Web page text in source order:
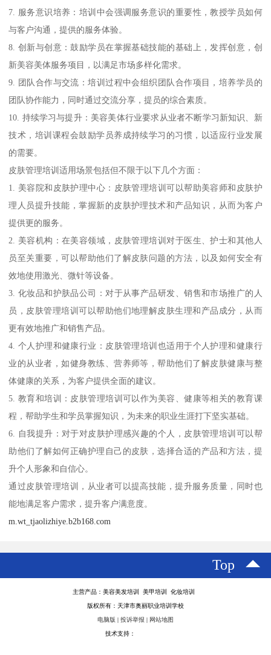
7. 服务意识培养：培训中会强调服务意识的重要性，教授学员如何
与客户沟通，提供的服务体验。
8. 创新与创意：鼓励学员在掌握基础技能的基础上，发挥创意，创
新美容美体服务项目，以满足市场多样化需求。
9. 团队合作与交流：培训过程中会组织团队合作项目，培养学员的
团队协作能力，同时通过交流分享，提员的综合素质。
10. 持续学习与提升：美容美体行业要求从业者不断学习新知识、新
技术，培训课程会鼓励学员养成持续学习的习惯，以适应行业发展
的需要。
皮肤管理培训适用场景包括但不限于以下几个方面：
1. 美容院和皮肤护理中心：皮肤管理培训可以帮助美容师和皮肤护
理人员提升技能，掌握新的皮肤护理技术和产品知识，从而为客户
提供更的服务。
2. 美容机构：在美容领域，皮肤管理培训对于医生、护士和其他人
员至关重要，可以帮助他们了解皮肤问题的方法，以及如何安全有
效地使用激光、微针等设备。
3. 化妆品和护肤品公司：对于从事产品研发、销售和市场推广的人
员，皮肤管理培训可以帮助他们地理解皮肤生理和产品成分，从而
更有效地推广和销售产品。
4. 个人护理和健康行业：皮肤管理培训也适用于个人护理和健康行
业的从业者，如健身教练、营养师等，帮助他们了解皮肤健康与整
体健康的关系，为客户提供全面的建议。
5. 教育和培训：皮肤管理培训可以作为美容、健康等相关的教育课
程，帮助学生和学员掌握知识，为未来的职业生涯打下坚实基础。
6. 自我提升：对于对皮肤护理感兴趣的个人，皮肤管理培训可以帮
助他们了解如何正确护理自己的皮肤，选择合适的产品和方法，提
升个人形象和自信心。
通过皮肤管理培训，从业者可以提高技能，提升服务质量，同时也
能地满足客户需求，提升客户满意度。
m.wt_tjaolizhiye.b2b168.com
Top
主营产品：美容美发培训 美甲培训 化妆培训
版权所有：天津市奥丽职业培训学校
电脑版 | 投诉举报 | 网站地图
技术支持：